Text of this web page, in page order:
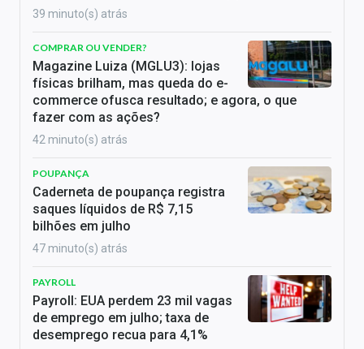
39 minuto(s) atrás
COMPRAR OU VENDER?
Magazine Luiza (MGLU3): lojas
físicas brilham, mas queda do e-
commerce ofusca resultado; e agora, o que
fazer com as ações?
42 minuto(s) atrás
POUPANÇA
Caderneta de poupança registra
saques líquidos de R$ 7,15
bilhões em julho
47 minuto(s) atrás
PAYROLL
Payroll: EUA perdem 23 mil vagas
de emprego em julho; taxa de
desemprego recua para 4,1%